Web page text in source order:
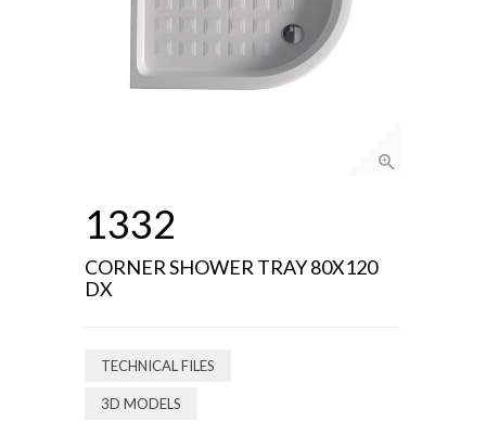
1332
CORNER SHOWER TRAY 80X120
DX
TECHNICAL FILES
3D MODELS